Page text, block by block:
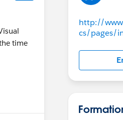
time
http://
cs/pages/